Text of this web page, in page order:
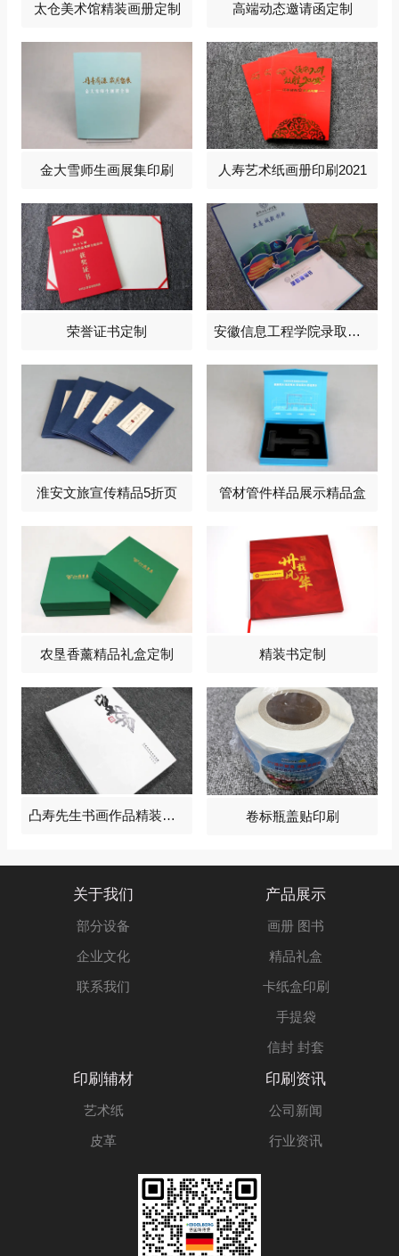
太仓美术馆精装画册定制 高端动态邀请函定制
金大雪师生画展集印刷 人寿艺术纸画册印刷2021
荣誉证书定制 安徽信息工程学院录取通知书定制
淮安文旅宣传精品5折页 管材管件样品展示精品盒
农垦香薰精品礼盒定制 精装书定制
凸寿先生书画作品精装画册2024 卷标瓶盖贴印刷
关于我们
部分设备
企业文化
联系我们
产品展示
画册 图书
精品礼盒
卡纸盒印刷
手提袋
信封 封套
印刷辅材
艺术纸
皮革
印刷资讯
公司新闻
行业资讯